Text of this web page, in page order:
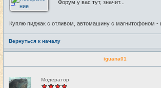
Форум у вас тут, значит...
Куплю пиджак с отливом, автомашину с магнитофоном -
Вернуться к началу
iguana01
Н
е
Модератор